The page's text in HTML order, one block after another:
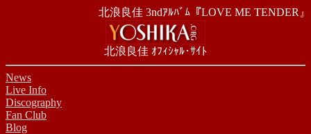
北浪良佳 3ndｱﾙﾊﾞﾑ『LOVE ME TENDER
北浪良佳 ｵﾌｨｼｬﾙ･ｻｲﾄ
News
Live Info
Discography
Fan Club
Blog